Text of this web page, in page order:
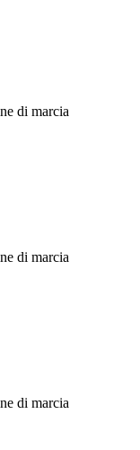
di marcia
di marcia
di marcia